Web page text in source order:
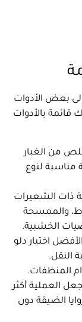
بعض الأدوات
قائمة بالأدوات
من الغبار
مناسبة لنوع
ذات الشعيرات
والممسحة
الخشبية.
اختيار دلو
النقل.
المنظفات.
العملية أكثر
الضيقة دون